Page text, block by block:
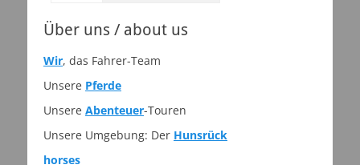
Über uns / about us
Wir, das Fahrer-Team
Unsere Pferde
Unsere Abenteuer-Touren
Unsere Umgebung: Der Hunsrück
horses